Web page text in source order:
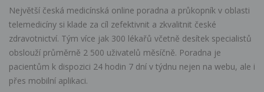
Největší česká medicínská online poradna a průkopník v oblasti
telemedicíny si klade za cíl zefektivnit a zkvalitnit české
zdravotnictví. Tým více jak 300 lékařů včetně desítek specialistů
obslouží průměrně 2 500 uživatelů měsíčně. Poradna je
pacientům k dispozici 24 hodin 7 dní v týdnu nejen na webu, ale i
přes mobilní aplikaci.